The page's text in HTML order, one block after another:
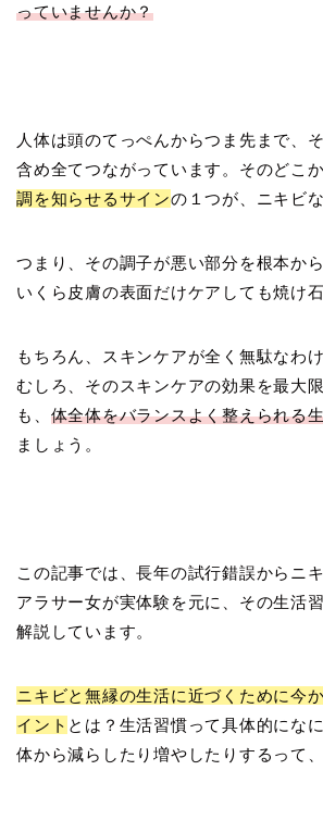
っていませんか？
人体は頭のてっぺんからつま先まで、
含め全てつながっています。そのどこ
調を知らせるサインの１つが、ニキビな
つまり、その調子が悪い部分を根本か
いくら皮膚の表面だけケアしても焼け石
もちろん、スキンケアが全く無駄なわ
むしろ、そのスキンケアの効果を最大
も、 体全体をバランスよく整えられる
ましょう。
この記事では、長年の試行錯誤からニ
アラサー女が実体験を元に、その生活
解説しています。
ニキビと無縁の生活に近づくために今
イント とは？生活習慣って具体的にな
体から減らしたり増やしたりするって